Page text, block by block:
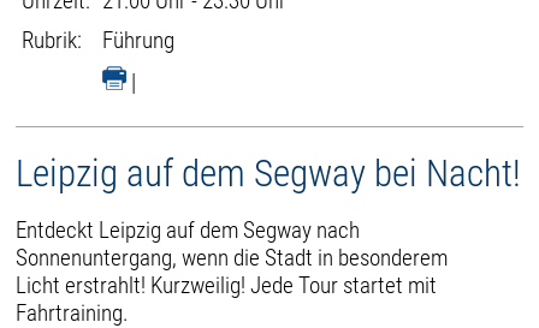
Rubrik:
Führung
|
Leipzig auf dem Segway bei Nacht!
Entdeckt Leipzig auf dem Segway nach
Sonnenuntergang, wenn die Stadt in besonderem
Licht erstrahlt! Kurzweilig! Jede Tour startet mit
Fahrtraining.